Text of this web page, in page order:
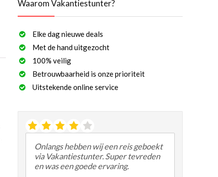
Waarom Vakantiestunter?
Elke dag nieuwe deals
Met de hand uitgezocht
100% veilig
Betrouwbaarheid is onze prioriteit
Uitstekende online service
Onlangs hebben wij een reis geboekt
via Vakantiestunter. Super tevreden
en was een goede ervaring.